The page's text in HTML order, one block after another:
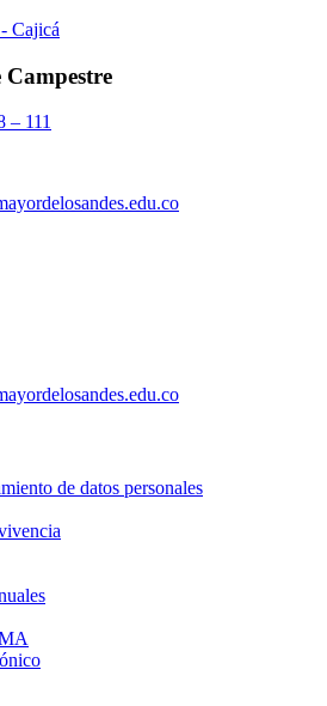
Cajicá
Campestre
– 111
de datos personales